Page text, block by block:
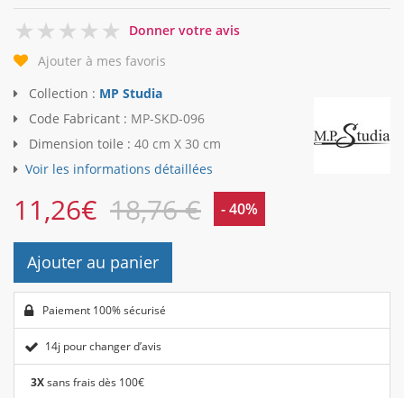
0
Donner votre avis
Ajouter à mes favoris
Collection : MP Studia
Code Fabricant : MP-SKD-096
Dimension toile : 40 cm X 30 cm
Voir les informations détaillées
11,26€ 18,76 € - 40%
Ajouter au panier
Paiement 100% sécurisé
14j pour changer d’avis
3Xsans frais dès 100€